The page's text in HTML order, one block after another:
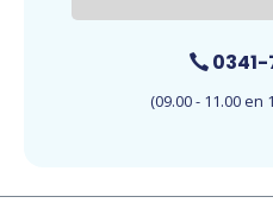
(09.00 - 11.00 en